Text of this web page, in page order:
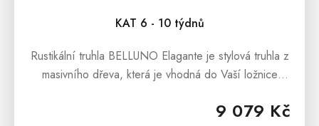
KAT 6 - 10 týdnů
9 079 Kč
Rustikální truhla BELLUNO Elagante je stylová truhla z
masivního dřeva, která je vhodná do Vaší ložnice